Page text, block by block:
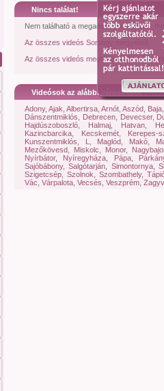
Nincs találat!
Nem található a megadott feltételeknek
Az összes videós Somogy megyéből.
Az összes videós megtekintéséhez
Videósok az alábbi városokból
Adony, Ajak Albertirsa Arnót Aszód Baja
Dánszentmiklós
Debrecen, Devecser,
Hajdúszoboszló
Halmaj Hatvan
Kazincbarcika
Kecskemét, Kerepes-
Kunszentmiklós
L Maglód Makó,
Mezőkövesd
Miskolc Monor,
Nyírbátor, Nyíregyháza Pápa,
Sajóbábony,Salgótarján Simontornya,
Szigetcsép
Szolnok Szombathely,
Vác Várpalota Vecsés Veszprém